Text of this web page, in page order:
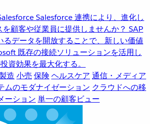
Salesforce 連携により、進化し
顧客や従業員に提供しませんか？ SAP
るデータを開放することで、新しい価値
既存の接続ソリューションを活用し
資効果を最大化する。
造 小売 保険 ヘルスケア 通信・メディア
ムのモダナイゼーション クラウドへの移
ーション 単一の顧客ビュー